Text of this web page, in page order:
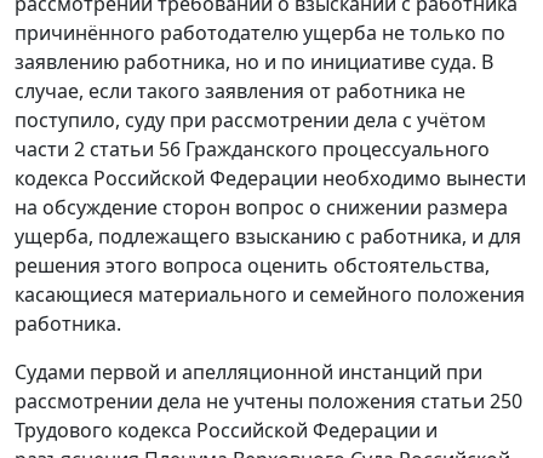
причинённого работодателю ущерба не только по
заявлению работника, но и по инициативе суда. В
случае, если такого заявления от работника не
поступило, суду при рассмотрении дела с учётом
части 2 статьи 56 Гражданского процессуального
кодекса Российской Федерации необходимо вынести
на обсуждение сторон вопрос о снижении размера
ущерба, подлежащего взысканию с работника, и для
решения этого вопроса оценить обстоятельства,
касающиеся материального и семейного положения
работника.
Судами первой и апелляционной инстанций при
рассмотрении дела не учтены положения статьи 250
Трудового кодекса Российской Федерации и